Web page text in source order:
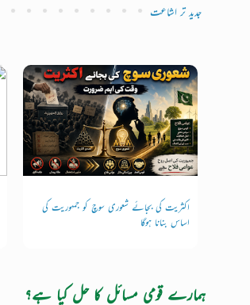
جدید تر اشاعت
اکثریت کی بجائے شعوری سوچ کو جمہوریت کی
اساس بنانا ہوگا
ہمارے قومی مسائل کا حل کیا ہے؟